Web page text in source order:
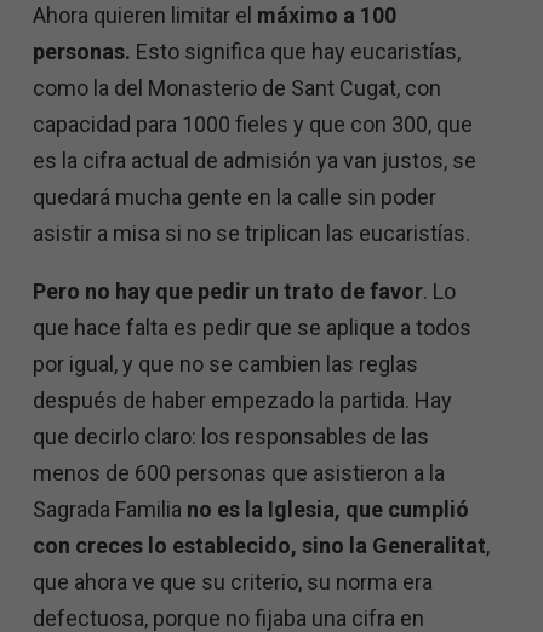
Ahora quieren limitar el máximo a 100
personas. Esto significa que hay eucaristías,
como la del Monasterio de Sant Cugat, con
capacidad para 1000 fieles y que con 300, que
es la cifra actual de admisión ya van justos, se
quedará mucha gente en la calle sin poder
asistir a misa si no se triplican las eucaristías.
Pero no hay que pedir un trato de favor. Lo
que hace falta es pedir que se aplique a todos
por igual, y que no se cambien las reglas
después de haber empezado la partida. Hay
que decirlo claro: los responsables de las
menos de 600 personas que asistieron a la
Sagrada Familia no es la Iglesia, que cumplió
con creces lo establecido, sino la Generalitat,
que ahora ve que su criterio, su norma era
defectuosa, porque no fijaba una cifra en